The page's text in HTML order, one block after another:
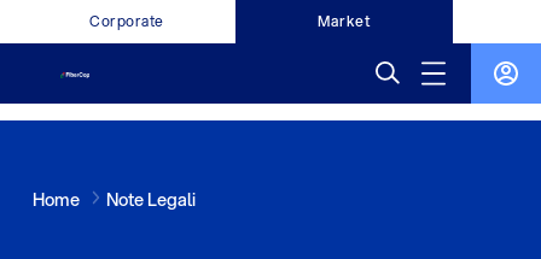
Corporate Market
Home Note Legali